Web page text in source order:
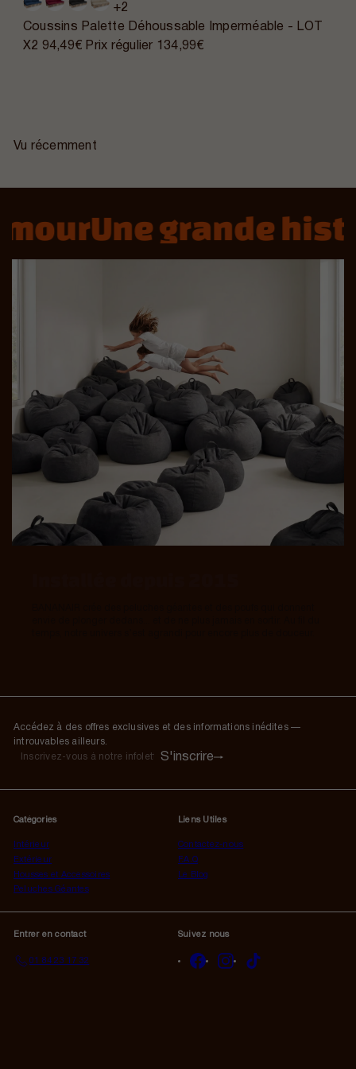
+2
Coussins Palette Déhoussable Imperméable - LOT
X2 94,49€ Prix régulier 134,99€
Vu récemment
Une grande
Accédez à des offres exclusives et des informations inédites —
introuvables ailleurs.
S'inscrire
Inscrivez-
notre
S'inscrire
Catégories
Intérieur
Extérieur
Housses et Accessoires
Peluches Géantes
Liens Utiles
Contactez-nous
F.A.Q
Le Blog
Entrer en contact
01 84 23 17 32
Suivez nous
FacebookInstagram